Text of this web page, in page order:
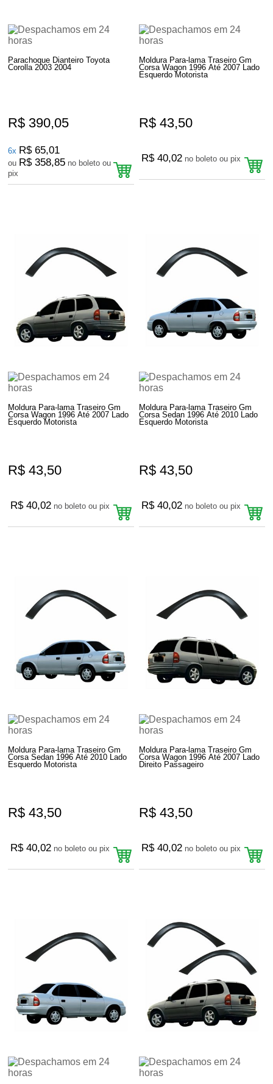
Parachoque Dianteiro Toyota
Corolla 2003 2004
R$ 390,05
6x R$ 65,01
ou R$ 358,85 no boleto ou
pix
Moldura Para-lama Traseiro Gm
Corsa Wagon 1996 Até 2007 Lado
Esquerdo Motorista
R$ 43,50
R$ 40,02 no boleto ou pix
Moldura Para-lama Traseiro Gm
Corsa Wagon 1996 Até 2007 Lado
Esquerdo Motorista
R$ 43,50
R$ 40,02 no boleto ou pix
Moldura Para-lama Traseiro Gm
Corsa Sedan 1996 Até 2010 Lado
Esquerdo Motorista
R$ 43,50
R$ 40,02 no boleto ou pix
​​​​​​​Moldura Para-lama Traseiro Gm
Corsa Sedan 1996 Até 2010 Lado
Esquerdo Motorista
R$ 43,50
R$ 40,02 no boleto ou pix
Moldura Para-lama Traseiro Gm
Corsa Wagon 1996 Até 2007 Lado
Direito Passageiro
R$ 43,50
R$ 40,02 no boleto ou pix